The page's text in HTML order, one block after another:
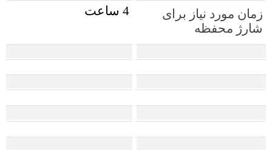
زمان مورد نیاز برای
شارژ محفظه
4 ساعت